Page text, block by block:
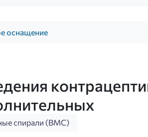
оснащение
спирали (ВМС)